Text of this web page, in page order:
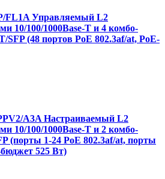
FL1A Управляемый L2
10/100/1000Base-T и 4 комбо-
SFP (48 портов PoE 802.3af/at, PoE-
A3A Настраиваемый L2
10/100/1000Base-T и 2 комбо-
(порты 1-24 PoE 802.3af/at, порты
525 Вт)